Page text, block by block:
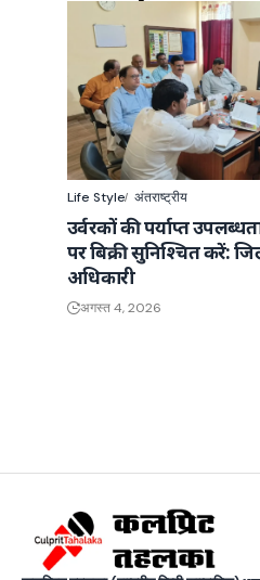
Life Style अंतराष्ट्रीय
उर्वरकों की पर्याप्त
पर बिक्री सुनिश्चित करें:
अधिकारी
अगस्त 4, 2026